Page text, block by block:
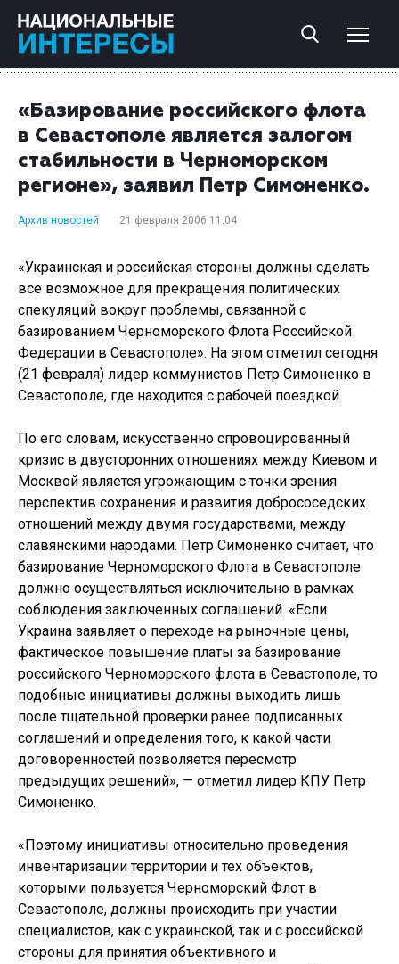
«Базирование российского флота
в Севастополе является залогом
стабильности в Черноморском
регионе», заявил Петр Симоненко.
Архив новостей 21 февраля 2006 11:04
«Украинская и российская стороны должны сделать
все возможное для прекращения политических
спекуляций вокруг проблемы, связанной с
базированием Черноморского Флота Российской
Федерации в Севастополе». На этом отметил сегодня
(21 февраля) лидер коммунистов Петр Симоненко в
Севастополе, где находится с рабочей поездкой.
По его словам, искусственно спровоцированный
кризис в двусторонних отношениях между Киевом и
Москвой является угрожающим с точки зрения
перспектив сохранения и развития добрососедских
отношений между двумя государствами, между
славянскими народами. Петр Симоненко считает, что
базирование Черноморского Флота в Севастополе
должно осуществляться исключительно в рамках
соблюдения заключенных соглашений. «Если
Украина заявляет о переходе на рыночные цены,
фактическое повышение платы за базирование
российского Черноморского флота в Севастополе, то
подобные инициативы должны выходить лишь
после тщательной проверки ранее подписанных
соглашений и определения того, к какой части
договоренностей позволяется пересмотр
предыдущих решений», — отметил лидер КПУ Петр
Симоненко.
«Поэтому инициативы относительно проведения
инвентаризации территории и тех объектов,
которыми пользуется Черноморский Флот в
Севастополе, должны происходить при участии
специалистов, как с украинской, так и с российской
стороны для принятия объективного и